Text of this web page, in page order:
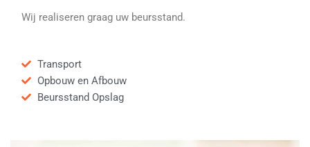
Wij realiseren graag uw beursstand.
Transport
Opbouw en Afbouw
Beursstand Opslag